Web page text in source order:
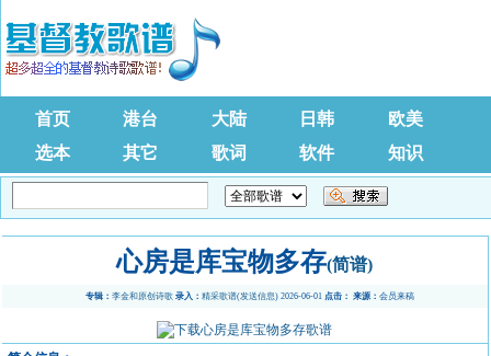
首页 港台 大陆 日韩
欧美
选本
其它 歌词 软件 知识
心房是库宝物多存(简谱)
专辑： 李金和原创诗歌 录入： 精采歌谱(发送信息) 2026-06-01点击： 来源： 会员来稿